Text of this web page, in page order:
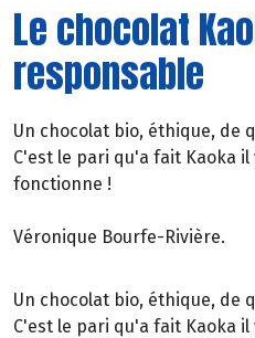
Le chocolat
responsable
Un chocolat bio, éthique, de
C'est le pari qu'a fait Kaoka
fonctionne !
Véronique Bourfe-Rivière.
Un chocolat bio, éthique, de
C'est le pari qu'a fait Kaoka